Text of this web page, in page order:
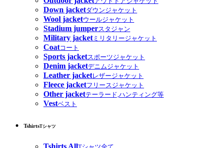
Down jacketダウンジャケット
Wool jacketウールジャケット
Stadium jumperスタジャン
Military jacketミリタリージャケット
Coatコート
Sports jacketスポーツジャケット
Denim jacketデニムジャケット
Leather jacketレザージャケット
Fleece jacketフリースジャケット
Other jacketテーラード,ハンティング等
Vestベスト
TshirtsTシャツ